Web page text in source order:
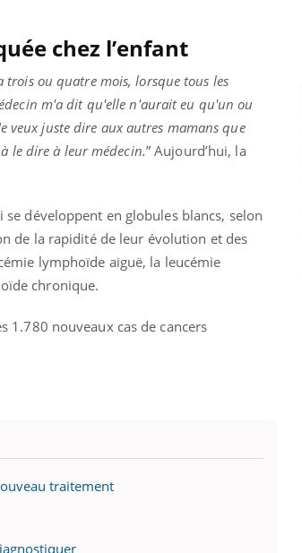
chez l’enfant
ou quatre mois, lorsque tous les
m'a dit qu'elle n'aurait eu qu'un ou
veux juste dire aux autres mamans que
le dire à leur médecin.” Aujourd’hui, la
développent en globules blancs, selon
de la rapidité de leur évolution et des
lymphoïde aiguë, la leucémie
chronique.
1.780 nouveaux cas de cancers
traitement